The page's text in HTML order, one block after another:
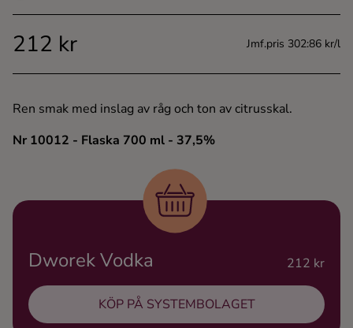
Tequila
212 kr Jmf.pris 302:86 kr/l
Ren smak med inslag av råg och ton av citrusskal.
Nr 10012 - Flaska 700 ml - 37,5%
Dworek Vodka 212 kr
KÖP PÅ SYSTEMBOLAGET